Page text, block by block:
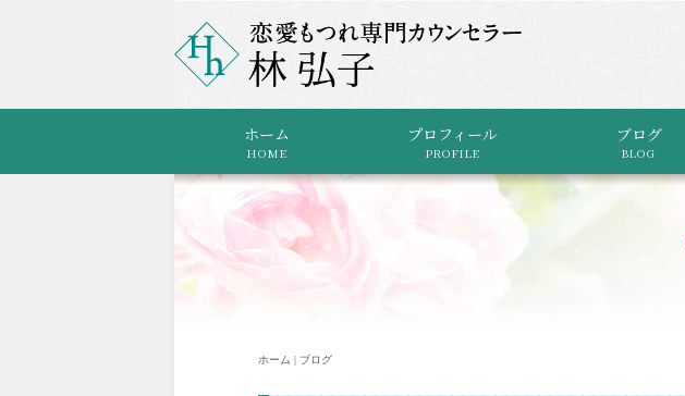
ホーム
HOME
プロフィール
PROFILE
ブログ
BLOG
ホーム | ブログ